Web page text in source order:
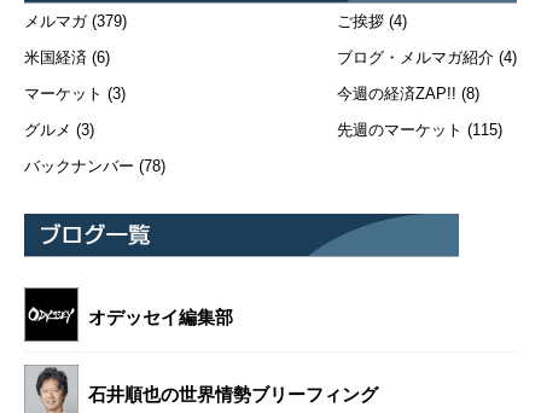
メルマガ(379)
米国経済 (6)
マーケット (3)
グルメ (3)
バックナンバー (78)
ご挨拶 (4)
ブログ・メルマガ紹介 (4)
今週の経済ZAP!! (8)
先週のマーケット (115)
オデッセイ編集部
石井順也の世界情勢ブリーフィング